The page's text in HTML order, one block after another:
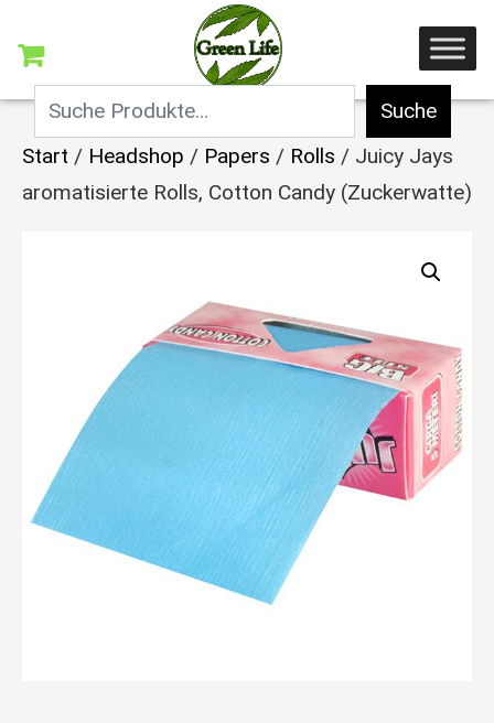
Suche
Start / Headshop / Papers / Rolls / Juicy Jays
aromatisierte Rolls, Cotton Candy (Zuckerwatte)